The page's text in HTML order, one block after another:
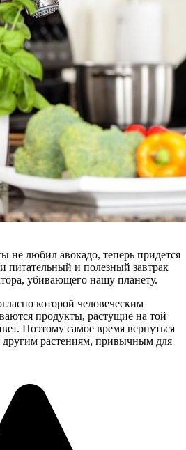
не любил авокадо, теперь придется
питательный и полезный завтрак
убивающего нашу планету.
которой человеческим
продукты, растущие на той
Поэтому самое время вернуться
другим растениям, привычным для